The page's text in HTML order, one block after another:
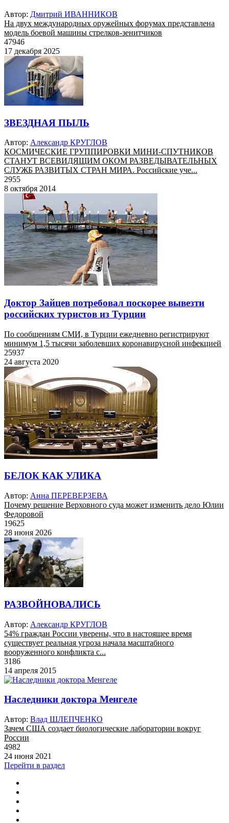
Автор: Дмитрий ИВАННИКОВ
На двух международных оружейных форумах представлена
модель боевой машины стрелков-зенитчиков
47946
17 декабря 2025
ЗВЕЗДНАЯ ПЫЛЬ
Автор: Александр КРУГЛОВ
КОСМИЧЕСКИЕ ГРУППИРОВКИ МИНИ-СПУТНИКОВ
СТАНУТ ВСЕВИДЯЩИМ ОКОМ РАЗВЕДЫВАТЕЛЬНЫХ
СЛУЖБ РАЗВИТЫХ СТРАН МИРА. Российские уче...
2955
8 октября 2014
Доктор Зайцев потребовал поскорее вывезти
российских туристов из Турции
По сообщениям СМИ, в Турции ежедневно регистрируют
минимум 1,5 тысячи заболевших коронавирусной инфекцией
25937
24 августа 2020
БЕЛОК КАК УЛИКА
Автор: Анна ПЕРЕВЕРЗЕВА
Почему решение Верховного суда может изменить дело Юлии
Федоровой
19625
28 июня 2026
РАЗВОЙНОВАЛИСЬ
Автор: Александр КРУГЛОВ
54% граждан России уверены, что в настоящее время
существует реальная угроза начала масштабного
вооруженного конфликта с...
3186
14 апреля 2015
Наследники доктора Менгеле
Автор: Влад ШЛЕПЧЕНКО
Зачем США создает биологические лаборатории вокруг
России
4982
24 июня 2021
Перейти в раздел